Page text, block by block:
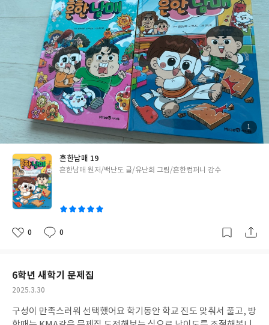
고 싶을까? 왜?노란색으로 표시된 지역은 어떤 지역일까? 5장 질문
을 연결하여 탐구로 나아가기 질문이 사고와 탐구로 나아가기 위해
서는 탐구수업을 세심하게 설계하는 교사의 손길이 필요합니다. 교
육과정의 내용 체계와 성취기준을 토대로 탐구 과정을 설계합니다.
학생의 삶과 밀접하게 연결된 탐구 주제를 선정하고, 사고 과정을
단계적으로 이끌며 탐구에 필요한 기능을 익힐 수 있도록 체계적으
로 안내합니다. 이렇게 설계된 탐구수업은 학생들의 궁금증과 배울
내용을 연결해 학생들에게 스스로 질문하고 생각하며 탐구로 나아
가는 경험을 제공해야 합니다. *학교도서관저널 서평단으로 작성한
리뷰입니다
“(라오콘)...조각은 이 순간을 보여준다. 진짜 같은 뱀이 라오콘을 물
기 직전이다. 라오콘의 몸이 해부학적으로 정확하고 아름답게 묘사
되었다. 라오콘의 단단한 근육이 옆에 있는 사춘기 아들들의 여리여
리한 몸과 대조를 이룬다. 이 마법의 바다뱀을 물리칠 수 없다는 사
실을 알기에 라오콘의 얼굴은 괴로움에 휩싸여 있다. 그의 턱수염은
아주 극적으로 깊이 있게 조각되었고, 부드러운 천이 그의 몸을 휘
감고 있다. 라오콘의 구부리고 뒤틀린 몸은 아주 부자연스럽다. 정말
아름답고 극적인 조각이다.” p167-168 예술 작품을 보는 정답은 없
다. 각자의 심성과 취향, 그날의 마음 상태에 따라서 감상은 이루어
진다. 다만 그러한 감상의 땔감 같은 요소들이 이 책을 가득 채우고
있다. 그 땔감을 통해 우리는 좀 더 풍부하게 예술을 감상하게 될 것
이다.
첨
부
사
1
흔한남매 19
글
흔한남매 원저/백난도 글/유난희 그림/흔한컴퍼니 감수
좋
0
댓
0
작
6학년 새학기 문제집
작
일
2025.3.30
구성이 만족스러워 선택했어요 학기동안 학교 진도 맞춰서 풀고, 방